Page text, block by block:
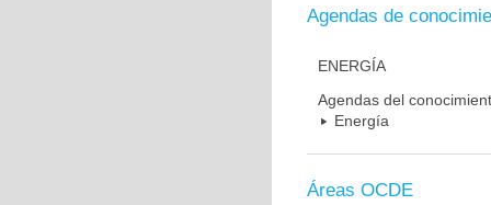
Agendas de
ENERGÍA
Agendas del
Energía
Áreas OCDE